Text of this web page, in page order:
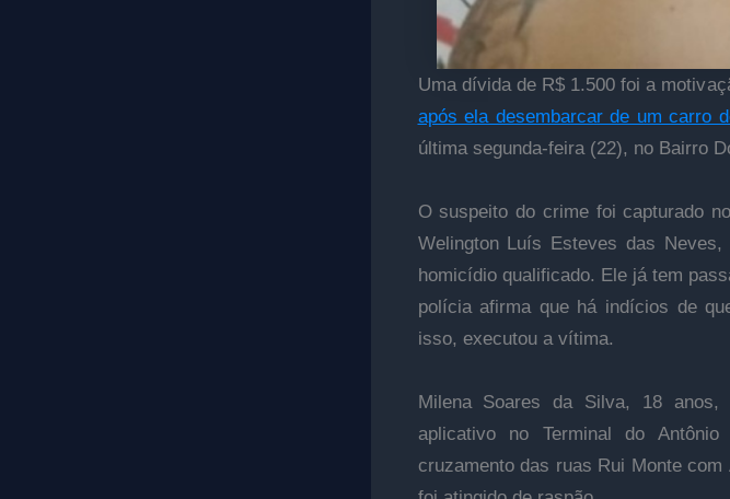
Uma dívida de R$ 1.500 foi a
após ela desembarcar de um carro
última segunda-feira (22), no Bairro
O suspeito do crime foi capturado
Welington Luís Esteves das
homicídio qualificado. Ele já tem
polícia afirma que há indícios de
isso, executou a vítima.
Milena Soares da Silva, 18
aplicativo no Terminal do
cruzamento das ruas Rui Monte